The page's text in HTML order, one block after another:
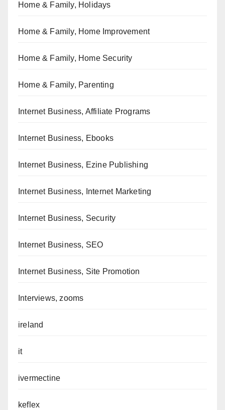
Home & Family, Holidays
Home & Family, Home Improvement
Home & Family, Home Security
Home & Family, Parenting
Internet Business, Affiliate Programs
Internet Business, Ebooks
Internet Business, Ezine Publishing
Internet Business, Internet Marketing
Internet Business, Security
Internet Business, SEO
Internet Business, Site Promotion
Interviews, zooms
ireland
it
ivermectine
keflex